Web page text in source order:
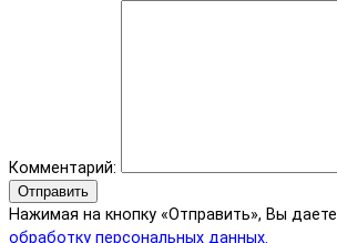
Комментарий:
Отправить
Нажимая на кнопку «Отправить», Вы даете
обработку персональных данных.